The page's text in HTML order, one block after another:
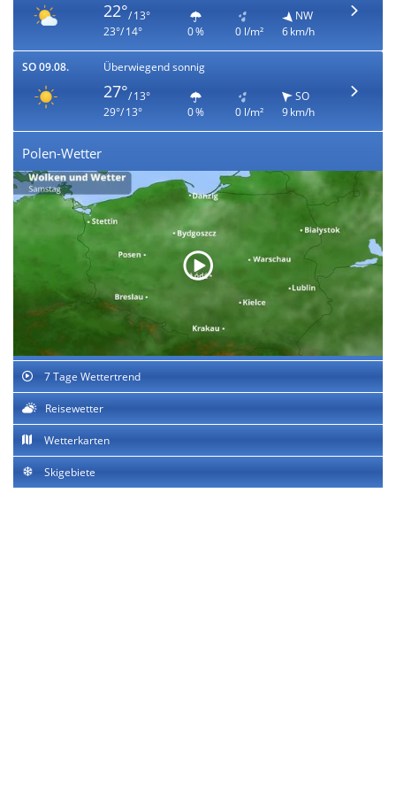
22°/ 13°
23°/ 14°
0 % 0 l/m²
NW
6 km/h
SO 09.08. Überwiegend sonnig
27°/ 13°
29°/ 13°
0 % 0 l/m²
SO
9 km/h
Polen-Wetter
7 Tage Wettertrend
Reisewetter
Wetterkarten
Skigebiete